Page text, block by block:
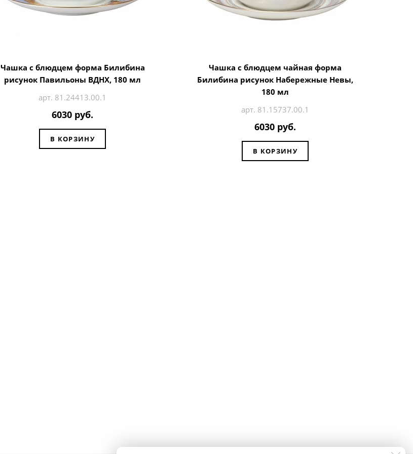
Чашка с блюдцем форма Билибина
рисунок Павильоны ВДНХ, 180 мл
арт. 81.24413.00.1
6030 руб.
В КОРЗИНУ
Чашка с блюдцем чайная форма
Билибина рисунок Набережные Невы,
180 мл
арт. 81.15737.00.1
6030 руб.
В КОРЗИНУ